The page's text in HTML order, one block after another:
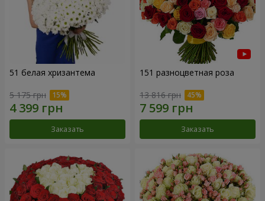
51 белая хризантема
5 175 грн
Заказать
151 разноцветная роза
13 816 грн
Заказать